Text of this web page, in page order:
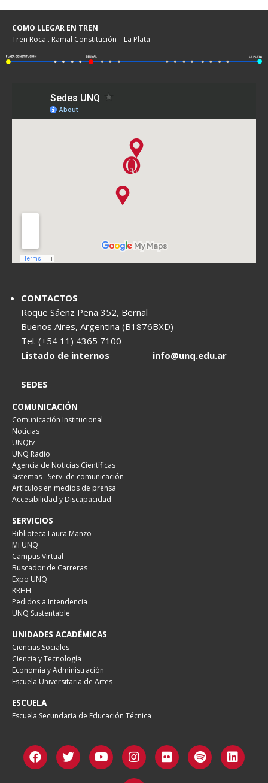
COMO LLEGAR EN TREN
Tren Roca . Ramal Constitución – La Plata
CONTACTOS
Roque Sáenz Peña 352, Bernal
Buenos Aires, Argentina (B1876BXD)
Tel. (+54 11) 4365 7100
Listado de internos
info@unq.edu.ar
SEDES
COMUNICACIÓN
Comunicación Institucional
Noticias
UNQtv
UNQ Radio
Agencia de Noticias Científicas
Sistemas - Serv. de comunicación
Artículos en medios de prensa
Accesibilidad y Discapacidad
SERVICIOS
Biblioteca Laura Manzo
Mi UNQ
Campus Virtual
Buscador de Carreras
Expo UNQ
RRHH
Pedidos a Intendencia
UNQ Sustentable
UNIDADES ACADÉMICAS
Ciencias Sociales
Ciencia y Tecnología
Economía y Administración
Escuela Universitaria de Artes
ESCUELA
Escuela Secundaria de Educación Técnica